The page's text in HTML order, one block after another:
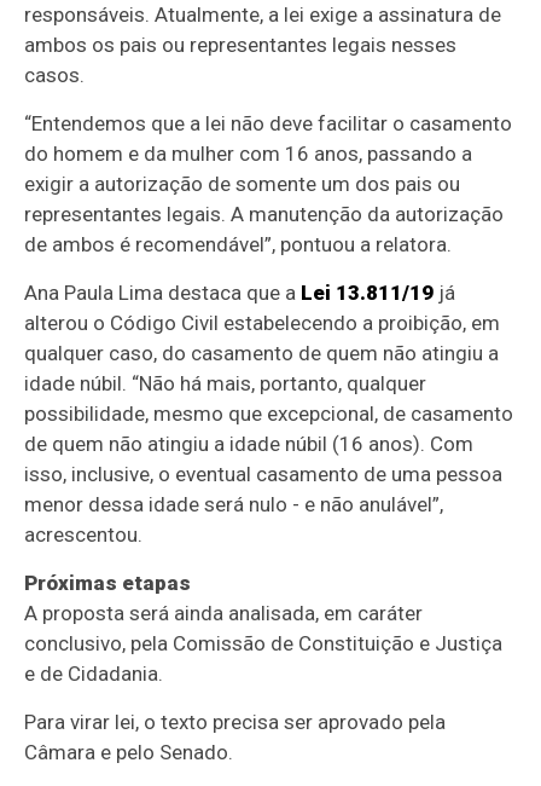
responsáveis. Atualmente, a lei exige a assinatura de
ambos os pais ou representantes legais nesses
casos.
“Entendemos que a lei não deve facilitar o casamento
do homem e da mulher com 16 anos, passando a
exigir a autorização de somente um dos pais ou
representantes legais. A manutenção da autorização
de ambos é recomendável”, pontuou a relatora.
Ana Paula Lima destaca que a Lei 13.811/19 já
alterou o Código Civil estabelecendo a proibição, em
qualquer caso, do casamento de quem não atingiu a
idade núbil. “Não há mais, portanto, qualquer
possibilidade, mesmo que excepcional, de casamento
de quem não atingiu a idade núbil (16 anos). Com
isso, inclusive, o eventual casamento de uma pessoa
menor dessa idade será nulo - e não anulável”,
acrescentou.
Próximas etapas
A proposta será ainda analisada, em caráter
conclusivo, pela Comissão de Constituição e Justiça
e de Cidadania.
Para virar lei, o texto precisa ser aprovado pela
Câmara e pelo Senado.